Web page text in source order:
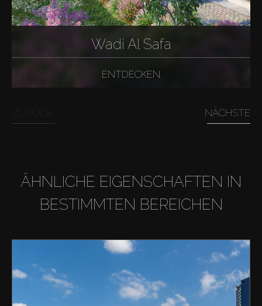
Wadi Al Safa
ENTDECKEN
NÄCHSTE
ÄHNLICHE EIGENSCHAFTEN IN
BESTIMMTEN BEREICHEN